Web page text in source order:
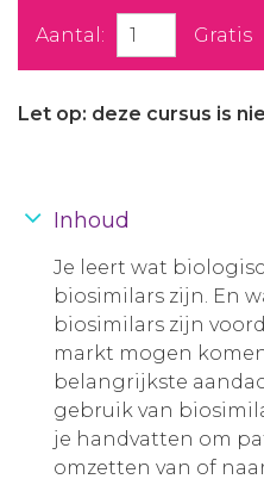
Aantal: Gratis
Let op: deze cursus is
Inhoud
Je leert wat
biosimilars zijn. En
biosimilars zijn
markt mogen
belangrijkste
gebruik van
je handvatten om
omzetten van of